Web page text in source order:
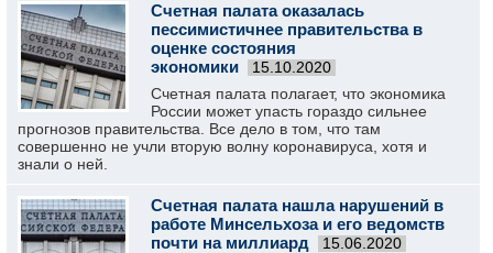
Счетная палата оказалась
пессимистичнее правительства в
оценке состояния
экономики
15.10.2020
Счетная палата полагает, что экономика
России может упасть гораздо сильнее
прогнозов правительства. Все дело в том, что там
совершенно не учли вторую волну коронавируса, хотя и
знали о ней.
Счетная палата нашла нарушений в
работе Минсельхоза и его ведомств
почти на миллиард
15.06.2020